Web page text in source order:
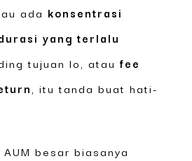
ada konsentrasi
yang terlalu
tujuan lo, atau fee
, itu tanda buat hati-
besar biasanya